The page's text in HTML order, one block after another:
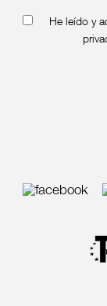
He leído y